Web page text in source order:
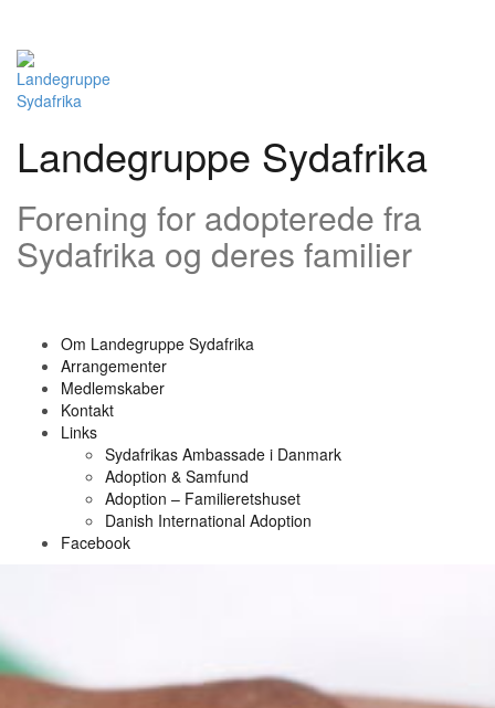
indhold
Landegruppe Sydafrika
Forening for adopterede fra
Sydafrika og deres familier
Om Landegruppe Sydafrika
Arrangementer
Medlemskaber
Kontakt
Links
Sydafrikas Ambassade i Danmark
Adoption & Samfund
Adoption – Familieretshuset
Danish International Adoption
Facebook